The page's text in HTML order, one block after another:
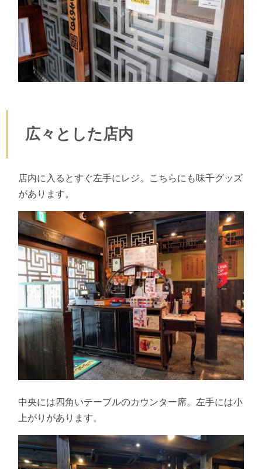
広々とした店内
店内に入るとすぐ左手にレジ。こちらにも味千グッズ
があります。
中央には四角いテーブルのカウンター席。左手には小
上がりがあります。